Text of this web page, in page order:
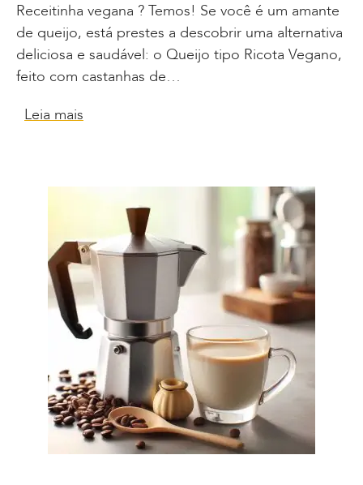
Receitinha vegana ? Temos! Se você é um amante
de queijo, está prestes a descobrir uma alternativa
deliciosa e saudável: o Queijo tipo Ricota Vegano,
feito com castanhas de…
Leia mais